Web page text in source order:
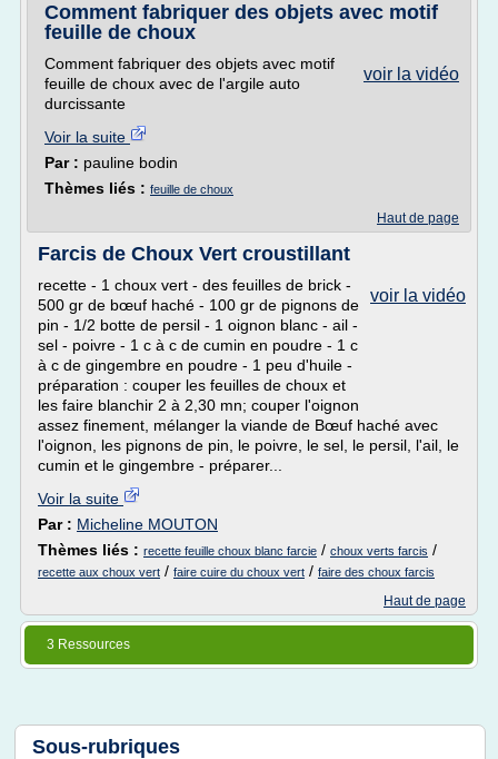
Comment fabriquer des objets avec motif
feuille de choux
voir la vidéo
Comment fabriquer des objets avec motif
feuille de choux avec de l'argile auto
durcissante
Voir la suite
Par : pauline bodin
Thèmes liés : feuille de choux
Haut de page
Farcis de Choux Vert croustillant
voir la vidéo
recette - 1 choux vert - des feuilles de brick -
500 gr de bœuf haché - 100 gr de pignons de
pin - 1/2 botte de persil - 1 oignon blanc - ail -
sel - poivre - 1 c à c de cumin en poudre - 1 c
à c de gingembre en poudre - 1 peu d'huile -
préparation : couper les feuilles de choux et
les faire blanchir 2 à 2,30 mn; couper l'oignon
assez finement, mélanger la viande de Bœuf haché avec
l'oignon, les pignons de pin, le poivre, le sel, le persil, l'ail, le
cumin et le gingembre - préparer...
Voir la suite
Par : Micheline MOUTON
Thèmes liés : recette feuille choux blanc farcie / choux verts farcis /
recette aux choux vert / faire cuire du choux vert / faire des choux farcis
Haut de page
3 Ressources
Sous-rubriques